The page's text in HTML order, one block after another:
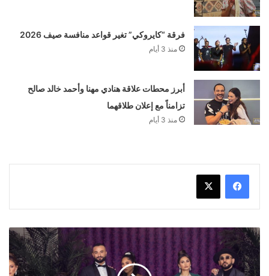
فرقة “كايروكي” تغير قواعد منافسة صيف 2026
منذ 3 أيام
أبرز محطات علاقة هنادي مهنا وأحمد خالد صالح
تزامناً مع إعلان طلاقهما
منذ 3 أيام
كل
ما
تريد
معرفته